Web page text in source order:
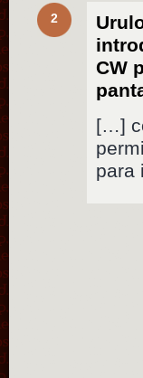
2
CW
[…]
para